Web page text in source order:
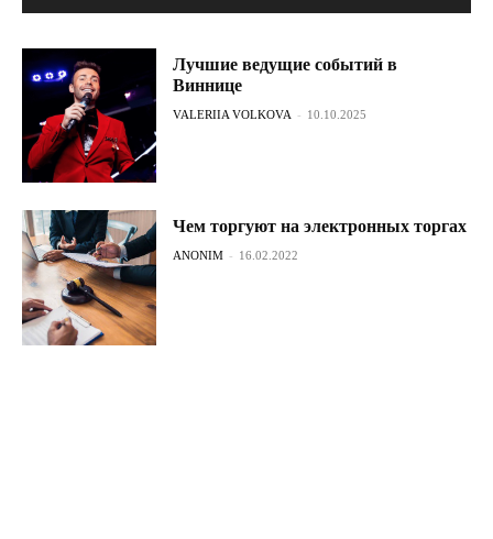
Лучшие ведущие событий в
Виннице
VALERIIA VOLKOVA - 10.10.2025
Чем торгуют на электронных торгах
ANONIM - 16.02.2022